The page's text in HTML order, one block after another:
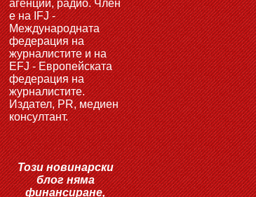
агенции, радио. Член
е на IFJ -
Международната
федерация на
журналистите и на
EFJ - Европейската
федерация на
журналистите.
Издател, PR, медиен
консултант.
Този новинарски
блог няма
финансиране,